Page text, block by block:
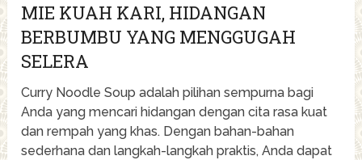
MIE KUAH KARI, HIDANGAN
BERBUMBU YANG MENGGUGAH
SELERA
Curry Noodle Soup adalah pilihan sempurna bagi
Anda yang mencari hidangan dengan cita rasa kuat
dan rempah yang khas. Dengan bahan-bahan
sederhana dan langkah-langkah praktis, Anda dapat